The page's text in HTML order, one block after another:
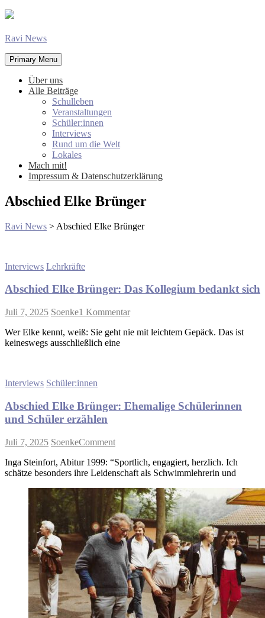
Ravi News
Primary Menu
Über uns
Alle Beiträge
Schulleben
Veranstaltungen
Schüler:innen
Interviews
Rund um die Welt
Lokales
Mach mit!
Impressum & Datenschutzerklärung
Abschied Elke Brünger
Ravi News > Abschied Elke Brünger
Interviews Lehrkräfte
Abschied Elke Brünger: Das Kollegium bedankt sich
Juli 7, 2025 Soenke1 Kommentarzu
Elke
Wer Elke kennt, weiß: Sie geht nie mit leichtem Gepäck. Das ist
keineswegs ausschließlich eine
Interviews Schüler:innen
Abschied Elke Brünger: Ehemalige Schülerinnen
und Schüler erzählen
Juli 7, 2025 SoenkeCommenton
Elke
Brünger:
Schülerinnen
und
Schüler
erzählen
Inga Steinfort, Abitur 1999: “Sportlich, engagiert, herzlich. Ich
schätze besonders ihre Leidenschaft als Schwimmlehrerin und